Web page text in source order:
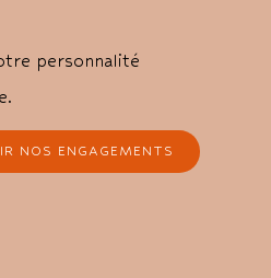
personnalité
NOS ENGAGEMENTS